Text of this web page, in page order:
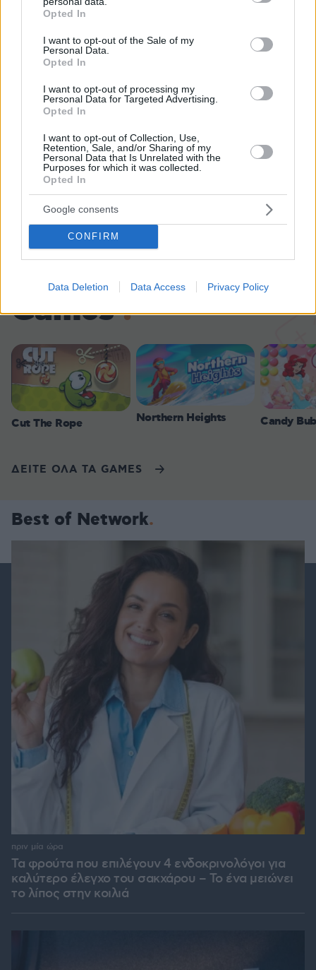
grant or deny consent to Google and its third-party tags to
use your data for below specified purposes in below Google
consent section.
Opted In
I want to opt-out of the Sale of my
Personal Data.
Opted In
I want to opt-out of processing my
Personal Data for Targeted Advertising.
Opted In
I want to opt-out of Collection, Use,
Retention, Sale, and/or Sharing of my
Personal Data that Is Unrelated with the
Purposes for which it was collected.
Opted In
Google consents
CONFIRM
Data Deletion Data Access Privacy Policy
Οι τελευταίες ημέρες του κουταβιού
Μακεδονία - Γιατί δεν περισυνελέγη
07.08.2026, 07:44
Πέθανε το άσπρο κουτάβι που
συμβίωνε με αγέλη λύκων στην
Κεντρική Μακεδονία: Καλό ταξίδι
μικρέ, δείτε βίντεο
Games
Cut The Rope Northern Heights Candy
ΔΕΙΤΕ ΟΛΑ ΤΑ GAMES
Best of Network
Τα φρούτα που επιλέγουν 4 ενδοκρινολόγοι για
καλύτερο έλεγχο του σακχάρου – Το ένα μειώνει
το λίπος στην κοιλιά
πριν μία ώρα